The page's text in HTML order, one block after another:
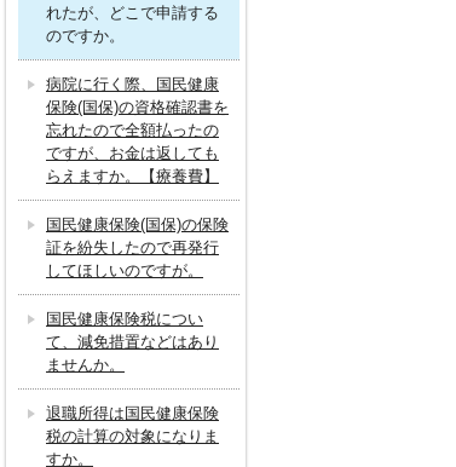
れたが、どこで申請する
のですか。
病院に行く際、国民健康
保険(国保)の資格確認書を
忘れたので全額払ったの
ですが、お金は返しても
らえますか。【療養費】
国民健康保険(国保)の保険
証を紛失したので再発行
してほしいのですが。
国民健康保険税につい
て、減免措置などはあり
ませんか。
退職所得は国民健康保険
税の計算の対象になりま
すか。